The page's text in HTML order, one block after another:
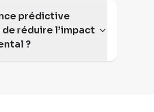
prédictive
réduire l’impact
?